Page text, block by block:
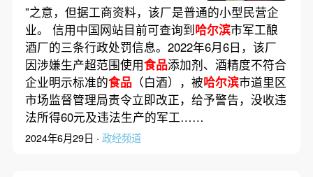
”之意，但据工商资料，该厂是普通的小型民营企
业。 信用中国网站目前可查询到哈尔滨市军工酿
酒厂的三条行政处罚信息。2022年6月6日，该厂
因涉嫌生产超范围使用食品添加剂、酒精度不符合
企业明示标准的食品（白酒），被哈尔滨市道里区
市场监督管理局责令立即改正，给予警告，没收违
法所得60元及违法生产的军工……
2024年6月29日 · 政经频道